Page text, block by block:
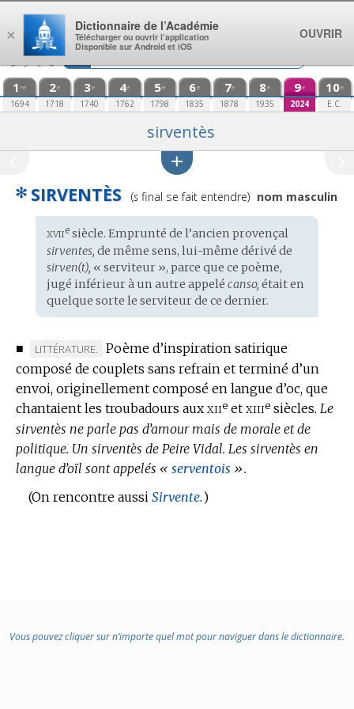
Aller au contenu
1 re
1694
2e
1718
3e
1740
4e
1762
5e
1798
6e
1835
7e
1878
8e
1935
9e
2024
10e
E.C.
sirventès
✻ SIRVENTÈS
Prononciation
(sfinal se fait entendre) nom masculin
Étymologie
:
xviiesiècle. Emprunté de l’ancien provençal
sirventes, de même sens, lui-même dérivé de
sirven(t), « serviteur », parce que ce poème,
jugé inférieur à un autre appelé canso, était en
quelque sorte le serviteur de ce dernier.
■
MARQUE
DE
DOMAINE
:
LITTÉRATURE.
Poème d’inspiration satirique
composé de couplets sans refrain et terminé d’un
envoi, originellement composé en langue d’oc, que
chantaient les troubadours aux xiie et xiiie siècles. Le
sirventès ne parle pas d’amour mais de morale et de
politique. Un sirventès de Peire Vidal. Les sirventès en
langue d’oïl sont appelés « serventois ».
(On rencontre aussi Sirvente.)
Vous pouvez cliquer sur n’importe quel mot pour naviguer dans le dictionnaire.
×
Dictionnaire de l’Académie
Télécharger ou ouvrir l’application
Disponible sur Android et iOS
OUVRIR